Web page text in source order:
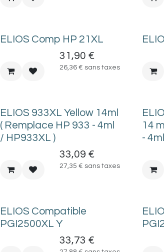
ELIOS Comp HP 21XL
31,90 €
26,36 € sans taxes
ELIOS 933XL Yellow 14ml
( Remplace HP 933 - 4ml
/ HP933XL )
33,09 €
27,35 € sans taxes
14
-
ELIOS Compatible
PGI2500XL Y
33,73 €